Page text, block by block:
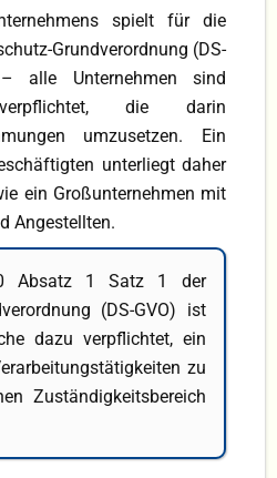
spielt für die
Grundverordnung (DS-
alle Unternehmen sind
verpflichtet, die darin
umzuset­zen. Ein
unterliegt daher
ein Großunternehmen mit
Angestellten.
Absatz 1 Satz 1 der
(DS-GVO) ist
dazu verpflich­tet, ein
zu
Zuständigkeitsbereich